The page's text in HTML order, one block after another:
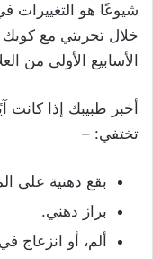
شيوعًا هو التغييرات
خلال تجربتي مع
الأسابيع الأولى من
أخبر طبيبك إذا كانت
تختفي: –
بقع دهنية على
براز دهني.
ألم، أو انزعاج